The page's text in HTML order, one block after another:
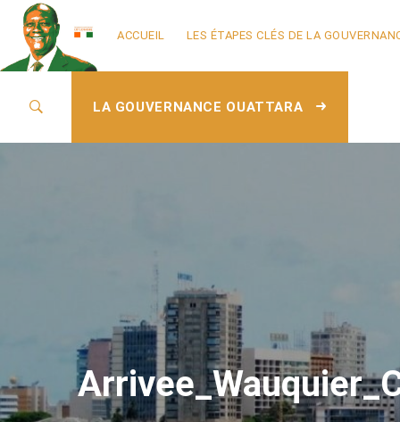
ACCUEIL LES ÉTAPES CLÉS DE LA
LA GOUVERNANCE OUATTARA